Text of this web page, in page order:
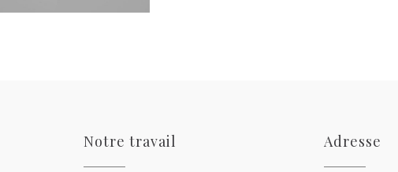
Notre travail Adresse